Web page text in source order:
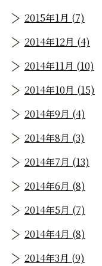
2015年1月 (7)
2014年12月 (4)
2014年11月 (10)
2014年10月 (15)
2014年9月 (4)
2014年8月 (3)
2014年7月 (13)
2014年6月 (8)
2014年5月 (7)
2014年4月 (8)
2014年3月 (9)